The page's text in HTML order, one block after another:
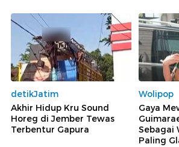
detikJatim
Akhir Hidup Kru Sound
Horeg di Jember Tewas
Terbentur Gapura
Wolipop
Gaya
Sebagai
Paling